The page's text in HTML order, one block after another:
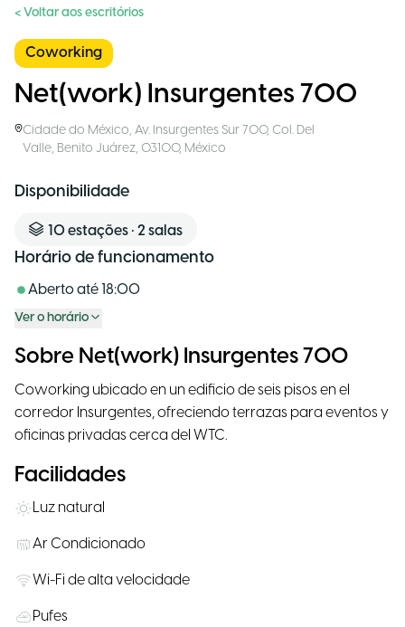
< Voltar aos escritórios
Coworking
Net(work) Insurgentes 700
Cidade do México, Av. Insurgentes Sur 700, Col. Del
Valle, Benito Juárez, 03100, México
Disponibilidade
10estações • 2 salas
Horário de funcionamento
Aberto até 18:00
Ver o horário
Sobre Net(work) Insurgentes 700
Coworking ubicado en un edificio de seis pisos en el
corredor Insurgentes, ofreciendo terrazas para eventos y
oficinas privadas cerca del WTC.
Facilidades
Luz natural
Ar Condicionado
Wi-Fi de alta velocidade
Pufes